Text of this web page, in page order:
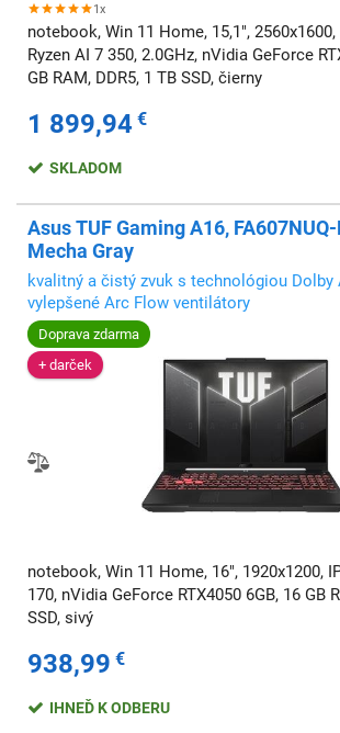
1x
notebook, Win 11 Home, 15,1", 2560x1600,
Ryzen AI 7 350, 2.0GHz, nVidia GeForce
GB RAM, DDR5, 1 TB SSD, čierny
1 899,94 €
SKLADOM
Asus TUF Gaming A16,
Mecha Gray
kvalitný a čistý zvuk s technológiou Dolby
vylepšené Arc Flow ventilátory
Doprava zdarma
+ darček
notebook, Win 11 Home, 16", 1920x1200,
170, nVidia GeForce RTX4050 6GB, 16 GB
SSD, sivý
938,99 €
IHNEĎ K ODBERU